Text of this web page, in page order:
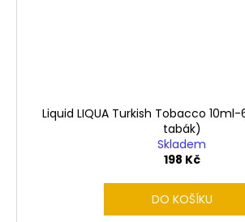
Liquid LIQUA Turkish Tobacco
tabák)
Skladem
198 Kč
DO KOŠÍKU